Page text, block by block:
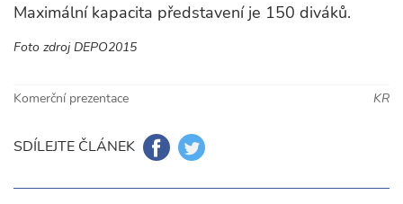
Maximální kapacita představení je 150 diváků.
Foto zdroj DEPO2015
Komerční prezentace KR
SDÍLEJTE ČLÁNEK